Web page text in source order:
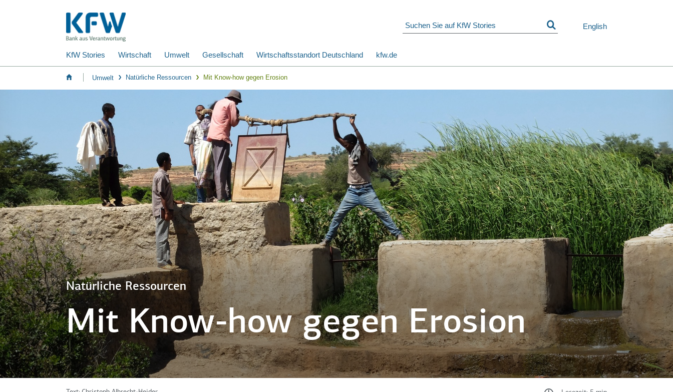
English
KfW Stories Wirtschaft Umwelt Gesellschaft Wirtschaftsstandort Deutschland kfw.de
Umwelt Natürliche Ressourcen Mit Know-how gegen Erosion
Natürliche Ressourcen
Mit Know-how gegen Erosion